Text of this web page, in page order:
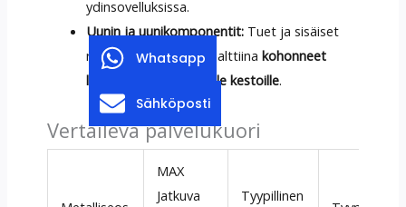
ydinsovelluksissa.
Uunin ja uunikomponentit: Tuet ja sisäiset
rakenteet, jotka ovat alttiinakohonneet
lämpötilat pidennetyille kestoille.
Vertaileva palvelukuori
MAX
Jatkuva
Tyypillinen
Whatsapp
Sähköposti